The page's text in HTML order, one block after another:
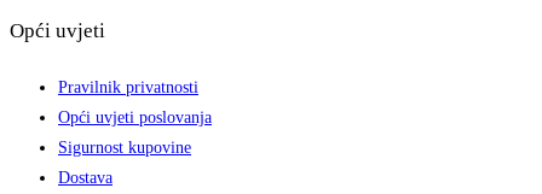
Opći uvjeti
Pravilnik privatnosti
Opći uvjeti poslovanja
Sigurnost kupovine
Dostava